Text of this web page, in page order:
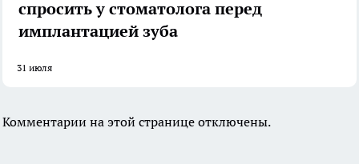
спросить у стоматолога перед
имплантацией зуба
31 июля
Комментарии на этой странице отключены.